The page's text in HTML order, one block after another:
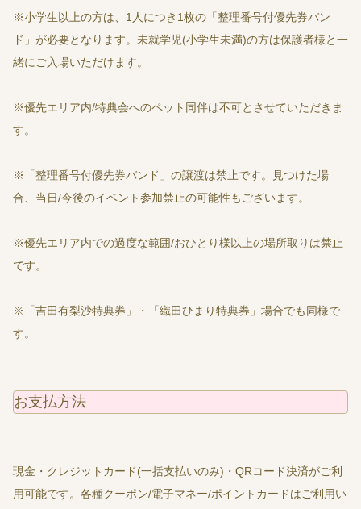
※小学生以上の方は、1人につき1枚の「整理番号付優先券バン
ド」が必要となります。未就学児(小学生未満)の方は保護者様と一
緒にご入場いただけます。
※優先エリア内/特典会へのペット同伴は不可とさせていただきま
す。
※「整理番号付優先券バンド」の譲渡は禁止です。見つけた場
合、当日/今後のイベント参加禁止の可能性もございます。
※優先エリア内での過度な範囲/おひとり様以上の場所取りは禁止
です。
※「吉田有梨沙特典券」・「織田ひまり特典券」場合でも同様で
す。
お支払方法
現金・クレジットカード(一括支払いのみ)・QRコード決済がご利
用可能です。各種クーポン/電子マネー/ポイントカードはご利用い